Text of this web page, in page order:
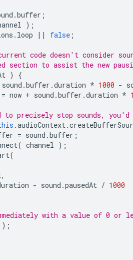
.buffer ;
);
. loop || false ;
code doesn't consider
section to assist the new
)
{
sound .buffer .duration * 1000 -
= now + sound .buffer .duration *
to precisely stop sounds,
.audioContext.
= sound .buffer ;
( channel );
(
,
- sound .pausedAt / 1000
with a value of 0 or
);